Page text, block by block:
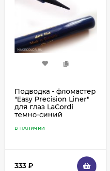
Подводка - фломастер
"Easy Precision Liner"
для глаз LaCordi
темно-синий
В НАЛИЧИИ
333 ₽